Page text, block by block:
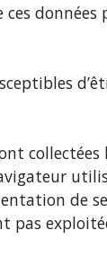
ces
de
pas